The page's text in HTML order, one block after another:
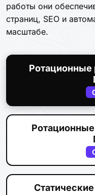
работы они
страниц, SEO и
масштабе.
Ротационные